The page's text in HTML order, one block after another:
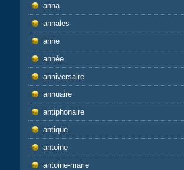
anna
annales
anne
année
anniversaire
annuaire
antiphonaire
antique
antoine
antoine-marie